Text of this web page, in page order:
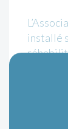
installé